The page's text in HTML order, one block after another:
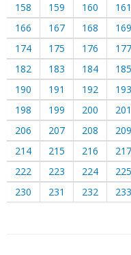
158
159 160 161
166
167 168 169
174
175 176 177
182
183 184 185
190
191 192 193
198
199 200 201
206
207 208 209
214
215 216 217
222
223 224 225
230
231 232 233